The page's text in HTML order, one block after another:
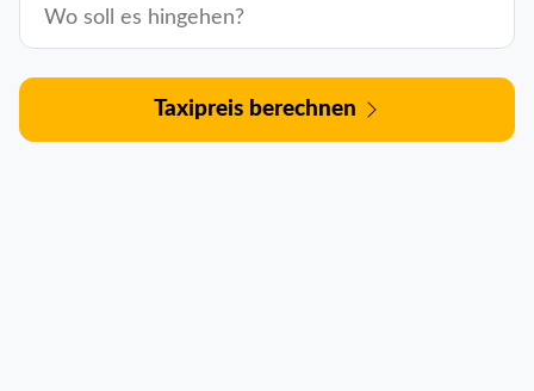
Taxipreis berechnen